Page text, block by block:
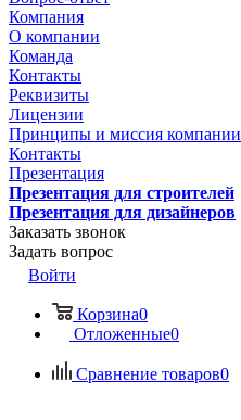
Компания
О компании
Команда
Контакты
Реквизиты
Лицензии
Принципы и миссия компании
Контакты
Презентация
Презентация для строителей
Презентация для дизайнеров
Заказать звонок
Задать вопрос
Войти
Корзина0
Отложенные0
Сравнение товаров0